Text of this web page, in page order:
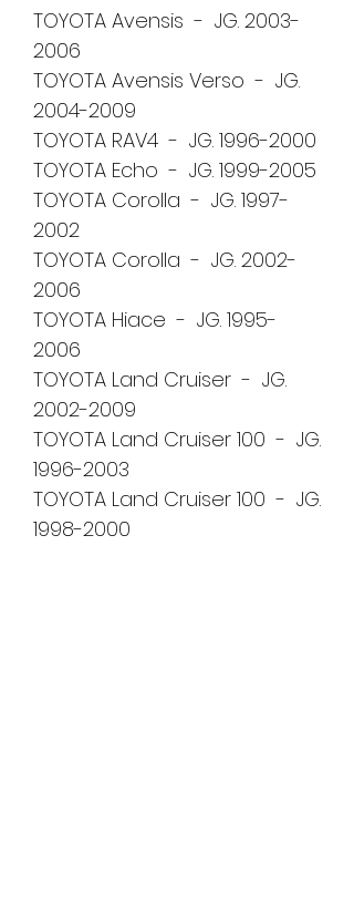
TOYOTA Avensis - JG. 2003-
2006
TOYOTA Avensis Verso - JG.
2004-2009
TOYOTA RAV4 - JG. 1996-2000
TOYOTA Echo - JG. 1999-2005
TOYOTA Corolla - JG. 1997-
2002
TOYOTA Corolla - JG. 2002-
2006
TOYOTA Hiace - JG. 1995-
2006
TOYOTA Land Cruiser - JG.
2002-2009
TOYOTA Land Cruiser 100 - JG.
1996-2003
TOYOTA Land Cruiser 100 - JG.
1998-2000